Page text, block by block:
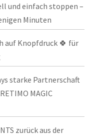
und einfach stoppen –
Minuten
auf Knopfdruck 🍀 für
starke Partnerschaft
MAGIC
zurück aus der